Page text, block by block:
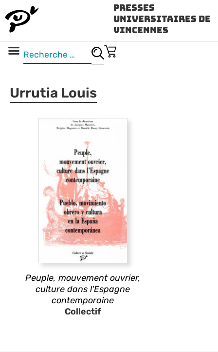
Presses
Universitaires de
Vincennes
Urrutia Louis
Peuple, mouvement ouvrier,
culture dans l'Espagne
contemporaine
Collectif